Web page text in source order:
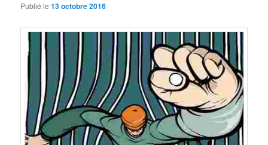
Publié le13 octobre 2016